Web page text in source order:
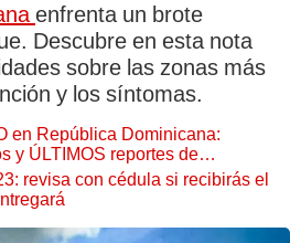
enfrenta un brote
Descubre en esta nota
sobre las zonas más
y los síntomas.
en República Dominicana:
y ÚLTIMOS reportes de
revisa con cédula si recibirás el